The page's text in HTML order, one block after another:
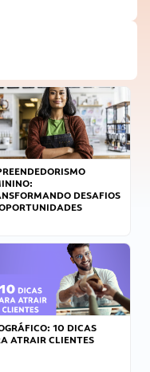
DESAFIOS
10 DICAS
ATRAIR CLIENTES